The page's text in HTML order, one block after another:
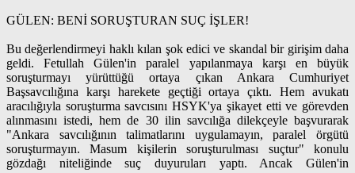
GÜLEN: BENİ SORUŞTURAN SUÇ İŞLER!
Bu değerlendirmeyi haklı kılan şok edici ve skandal bir girişim daha
geldi. Fetullah Gülen'in paralel yapılanmaya karşı en büyük
soruşturmayı yürüttüğü ortaya çıkan Ankara Cumhuriyet
Başsavcılığına karşı harekete geçtiği ortaya çıktı. Hem avukatı
aracılığıyla soruşturma savcısını HSYK'ya şikayet etti ve görevden
alınmasını istedi, hem de 30 ilin savcılığa dilekçeyle başvurarak
"Ankara savcılığının talimatlarını uygulamayın, paralel örgütü
soruşturmayın. Masum kişilerin soruşturulması suçtur" konulu
gözdağı niteliğinde suç duyuruları yaptı. Ancak Gülen'in